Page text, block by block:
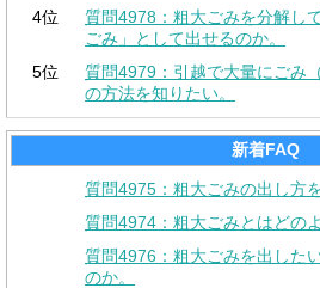
4位
質問4978：粗大ごみを分解し
ごみ」として出せるのか。
5位
質問4979：引越で大量にごみ
の方法を知りたい。
新着FAQ
質問4975：粗大ごみの出し方
質問4974：粗大ごみとはどの
質問4976：粗大ごみを出した
のか。